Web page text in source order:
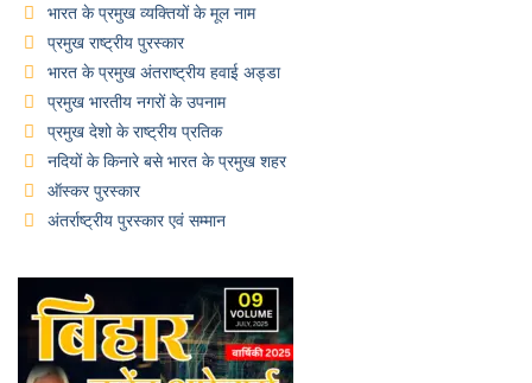
भारत के प्रमुख व्यक्तियों के मूल नाम
प्रमुख राष्ट्रीय पुरस्कार
भारत के प्रमुख अंतराष्ट्रीय हवाई अड्डा
प्रमुख भारतीय नगरों के उपनाम
प्रमुख देशो के राष्ट्रीय प्रतिक
नदियों के किनारे बसे भारत के प्रमुख शहर
ऑस्कर पुरस्कार
अंतर्राष्ट्रीय पुरस्कार एवं सम्मान